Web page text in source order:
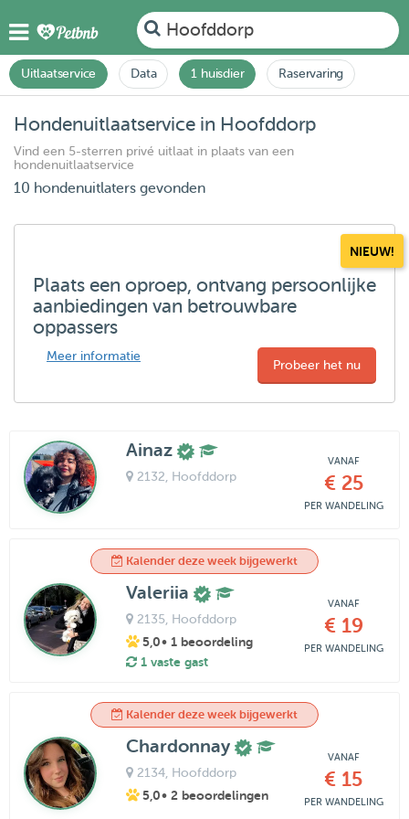
Hoofddorp
Uitlaatservice Data 1 huisdier Raservaring
Hondenuitlaatservice in Hoofddorp
Vind een 5-sterren privé uitlaat in plaats van een
hondenuitlaatservice
10 hondenuitlaters gevonden
NIEUW!
Plaats een oproep, ontvang persoonlijke
aanbiedingen van betrouwbare
oppassers
Meer informatie
Probeer het nu
Ainaz
2132 , Hoofddorp
VANAF
€ 25
PER WANDELING
Kalender deze week bijgewerkt
Valeriia
2135, Hoofddorp
5,0• 1 beoordeling
1 vaste gast
VANAF
€ 19
PER WANDELING
Kalender deze week bijgewerkt
Chardonnay
2134, Hoofddorp
5,0• 2 beoordelingen
VANAF
€ 15
PER WANDELING